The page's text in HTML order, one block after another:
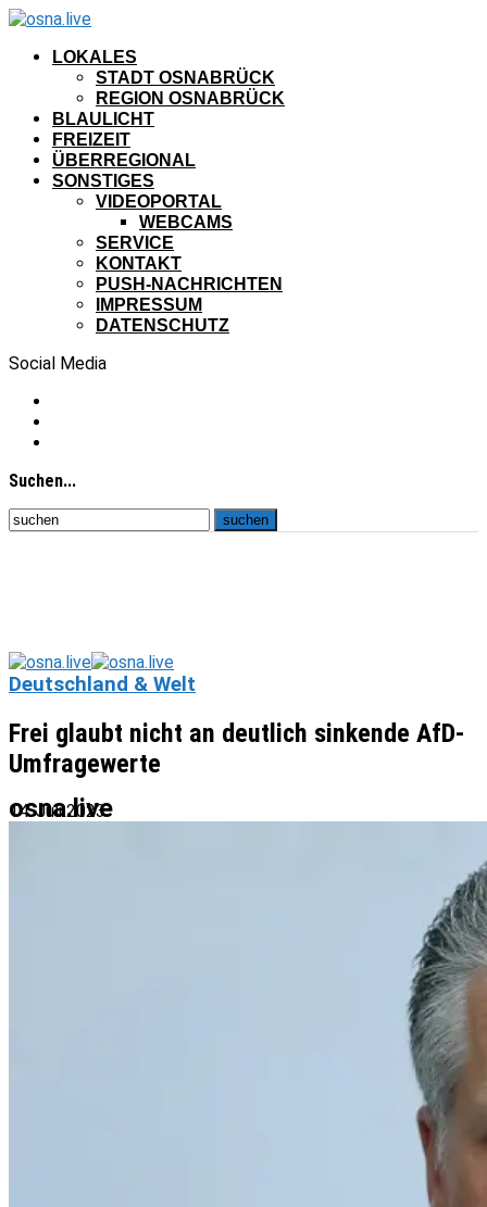
LOKALES
STADT OSNABRÜCK
REGION OSNABRÜCK
BLAULICHT
FREIZEIT
ÜBERREGIONAL
SONSTIGES
VIDEOPORTAL
WEBCAMS
SERVICE
KONTAKT
PUSH-NACHRICHTEN
IMPRESSUM
DATENSCHUTZ
Social Media
Suchen...
osna.live
Deutschland & Welt
Frei glaubt nicht an deutlich sinkende AfD-
Umfragewerte
14. Juli 2023